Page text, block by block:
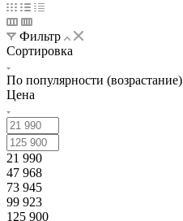
Фильтр
Сортировка
По популярности (возрастание)
Цена
21 990
47 968
73 945
99 923
125 900